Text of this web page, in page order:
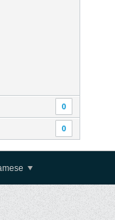
0
0